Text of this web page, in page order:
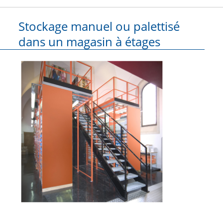
Stockage manuel ou palettisé
dans un magasin à étages